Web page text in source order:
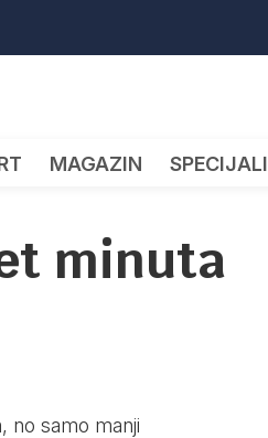
MAGAZIN SPECIJALI
minuta
no samo manji